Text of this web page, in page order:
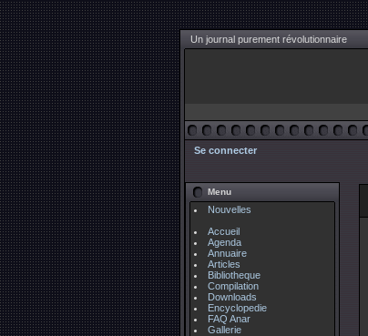
Un journal purement révolutionnaire
Se connecter
Menu
Nouvelles
Accueil
Agenda
Annuaire
Articles
Bibliotheque
Compilation
Downloads
Encyclopedie
FAQ Anar
Gallerie